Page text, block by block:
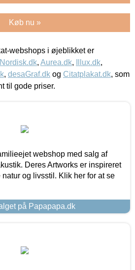
Køb nu »
webshops i øjeblikket er
, Aurea.dk, Illux.dk,
, desaGraf.dk og Citatplakat.dk, som
til gode priser.
webshop med salg af
Deres Artworks er inspireret
og livsstil. Klik her for at se
på Papapapa.dk